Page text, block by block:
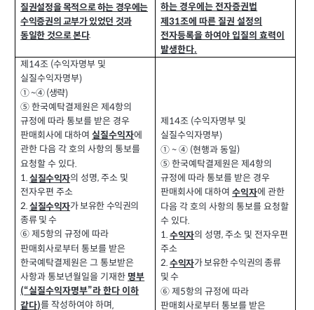
질권설정을 목적으로 하는 경우에는
수익증권의 교부가 있었던 것과
동일한 것으로 본다.
하는 경우에는 전자증권법
제31조에 따른 질권 설정의
전자등록을 하여야 입질의 효력이
발생한다.
제 14조 (수익자명부 및
실질수익자명부)
① ~④ (생략)
⑤ 한국예탁결제원은 제4항의
규정에 따라 통보를 받은 경우
판매회사에 대하여실질수익자에
관한 다음 각 호의 사항의 통보를
요청할 수 있다.
1.실질수익자의 성명,주소 및
전자우편 주소
2.실질수익자가 보유한 수익권의
종류 및 수
⑥ 제 5항의 규정에 따라
판매회사로부터 통보를 받은
한국예탁결제원은 그 통보받은
사항과 통보년월일을 기재한 명부
(“실질수익자명부”라 한다 이하
같다)를 작성하여야 하며,
제 14조 (수익자명부 및
실질수익자명부)
① ~④ (현행과 동일)
⑤ 한국예탁결제원은 제4항의
규정에 따라 통보를 받은 경우
판매회사에 대하여수익자에 관한
다음 각 호의 사항의 통보를 요청할
수 있다.
1.수익자의 성명,주소 및 전자우편
주소
2.수익자가 보유한 수익권의 종류
및 수
⑥ 제 5항의 규정에 따라
판매회사로부터 통보를 받은